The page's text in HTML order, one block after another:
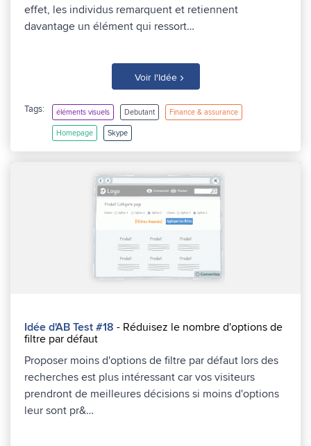
effet, les individus remarquent et retiennent
davantage un élément qui ressort…
Voir l'Idée ›
Tags: éléments visuels Debutant Finance & assurance
Homepage Skype
Idée d'AB Test #18 - Réduisez le nombre d'options de
filtre par défaut
Proposer moins d'options de filtre par défaut lors des
recherches est plus intéressant car vos visiteurs
prendront de meilleures décisions si moins d'options
leur sont pr&…